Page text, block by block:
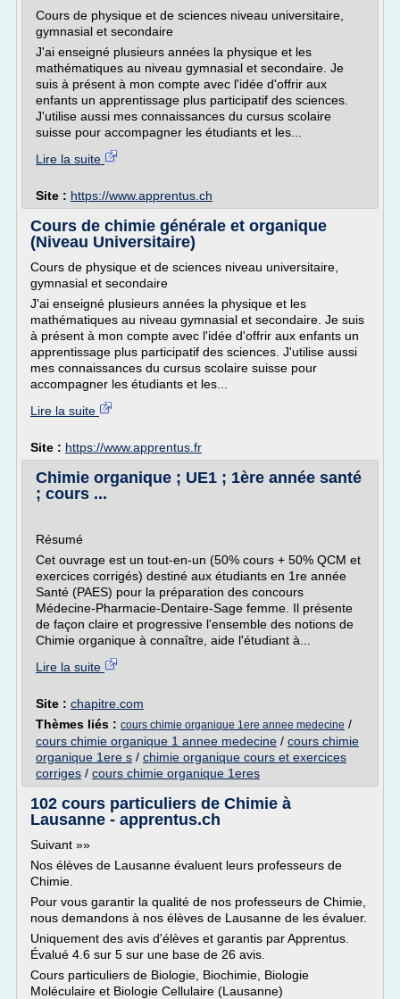
Cours de physique et de sciences niveau universitaire,
gymnasial et secondaire
J'ai enseigné plusieurs années la physique et les
mathématiques au niveau gymnasial et secondaire. Je
suis à présent à mon compte avec l'idée d'offrir aux
enfants un apprentissage plus participatif des sciences.
J'utilise aussi mes connaissances du cursus scolaire
suisse pour accompagner les étudiants et les...
Lire la suite
Site : https://www.apprentus.ch
Cours de chimie générale et organique
(Niveau Universitaire)
Cours de physique et de sciences niveau universitaire,
gymnasial et secondaire
J'ai enseigné plusieurs années la physique et les
mathématiques au niveau gymnasial et secondaire. Je suis
à présent à mon compte avec l'idée d'offrir aux enfants un
apprentissage plus participatif des sciences. J'utilise aussi
mes connaissances du cursus scolaire suisse pour
accompagner les étudiants et les...
Lire la suite
Site : https://www.apprentus.fr
Chimie organique ; UE1 ; 1ère année santé
; cours ...
Résumé
Cet ouvrage est un tout-en-un (50% cours + 50% QCM et
exercices corrigés) destiné aux étudiants en 1re année
Santé (PAES) pour la préparation des concours
Médecine-Pharmacie-Dentaire-Sage femme. Il présente
de façon claire et progressive l'ensemble des notions de
Chimie organique à connaître, aide l'étudiant à...
Lire la suite
Site : chapitre.com
Thèmes liés : cours chimie organique 1ere annee medecine /
cours chimie organique 1 annee medecine / cours chimie
organique 1ere s / chimie organique cours et exercices
corriges / cours chimie organique 1eres
102 cours particuliers de Chimie à
Lausanne - apprentus.ch
Suivant »»
Nos élèves de Lausanne évaluent leurs professeurs de
Chimie.
Pour vous garantir la qualité de nos professeurs de Chimie,
nous demandons à nos élèves de Lausanne de les évaluer.
Uniquement des avis d'élèves et garantis par Apprentus.
Évalué 4.6 sur 5 sur une base de 26 avis.
Cours particuliers de Biologie, Biochimie, Biologie
Moléculaire et Biologie Cellulaire (Lausanne)